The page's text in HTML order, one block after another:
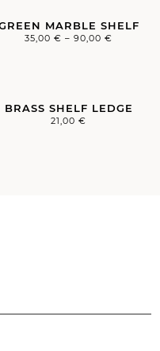
MARBLE SHELF
35,00 € – 90,00 €
BRASS SHELF LEDGE
21,00 €